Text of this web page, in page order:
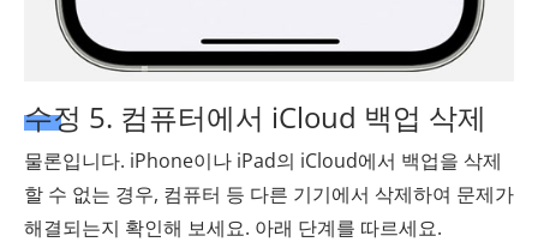
수정 5. 컴퓨터에서 iCloud 백업 삭제
물론입니다. iPhone이나 iPad의 iCloud에서 백업을 삭제
할 수 없는 경우, 컴퓨터 등 다른 기기에서 삭제하여 문제가
해결되는지 확인해 보세요. 아래 단계를 따르세요.